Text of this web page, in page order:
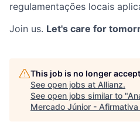
regulamentações locais
Join us. Let's care for
This job is no longer
See open jobs at Allianz.
See open jobs similar to "
Mercado Júnior - Afirmativa